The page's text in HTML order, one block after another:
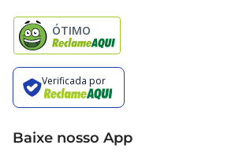
Baixe nosso App